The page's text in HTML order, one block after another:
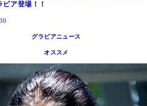
ア登場！！
グラビアニュース
オススメ